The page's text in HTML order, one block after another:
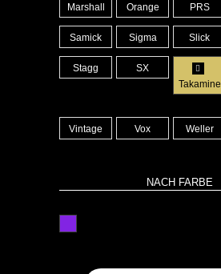
Marshall Orange PRS
Samick Sigma Slick
Stagg
SX
Takamine
Vintage Vox Weller
NACH FARBE